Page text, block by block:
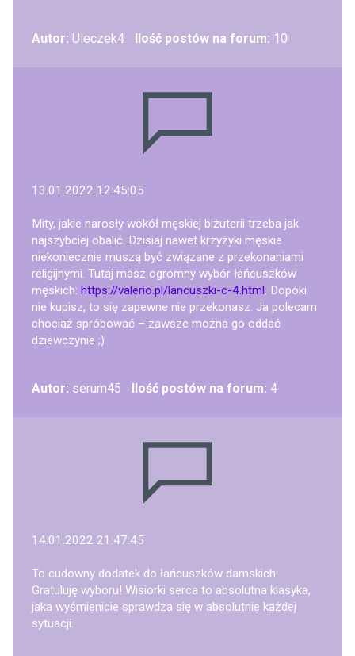
Autor: Uleczek4 Ilość postów na forum: 10
13.01.2022 12:45:05
Mity, jakie narosły wokół męskiej biżuterii trzeba jak
najszybciej obalić. Dzisiaj nawet krzyżyki męskie
niekoniecznie muszą być związane z przekonaniami
religijnymi. Tutaj masz ogromny wybór łańcuszków
męskich: https://valerio.pl/lancuszki-c-4.html . Dopóki
nie kupisz, to się zapewne nie przekonasz. Ja polecam
chociaż spróbować – zawsze można go oddać
dziewczynie ;)
Autor: serum45 Ilość postów na forum: 4
14.01.2022 21:47:45
To cudowny dodatek do łańcuszków damskich.
Gratuluję wyboru! Wisiorki serca to absolutna klasyka,
jaka wyśmienicie sprawdza się w absolutnie każdej
sytuacji.